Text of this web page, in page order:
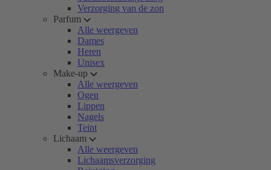
Verzorging van de zon
Parfum
Alle weergeven
Dames
Heren
Unisex
Make-up
Alle weergeven
Ogen
Lippen
Nagels
Teint
Lichaam
Alle weergeven
Lichaamsverzorging